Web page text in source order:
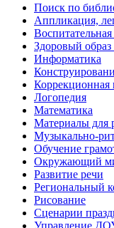
Поиск по
Аппликация,
Воспитательная
Здоровый
Информатика
Коррекционная
Логопедия
Математика
Материалы для
Музыкально-
Обучение
Окружающий
Развитие речи
Региональный
Рисование
Сценарии
Управление